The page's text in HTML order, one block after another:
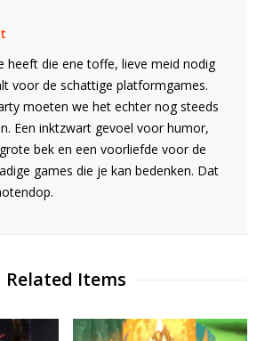
heeft die ene toffe, lieve meid nodig
voor de schattige platformgames.
moeten we het echter nog steeds
Een inktzwart gevoel voor humor,
bek en een voorliefde voor de
games die je kan bedenken. Dat
Related Items